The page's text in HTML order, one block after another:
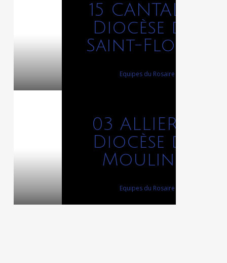
15 CANTAL –
Diocèse de
Saint-Flour
Equipes du Rosaire
03 ALLIER –
Diocèse de
Moulins
Equipes du Rosaire